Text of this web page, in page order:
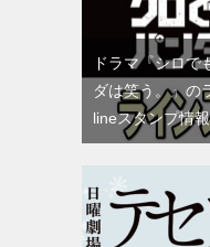
ドラマ『シロで
ダは笑う。』の
lineスタンプ情報